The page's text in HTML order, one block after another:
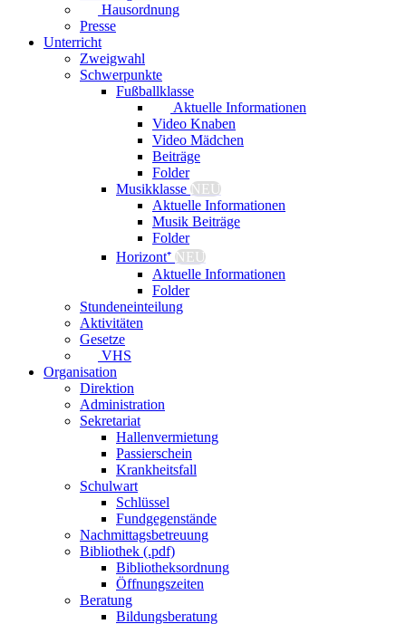
Hausordnung
Presse
Unterricht
Zweigwahl
Schwerpunkte
Fußballklasse
Aktuelle Informationen
Video Knaben
Video Mädchen
Beiträge
Folder
Musikklasse NEU
Aktuelle Informationen
Musik Beiträge
Folder
Horizont⁺ NEU
Aktuelle Informationen
Folder
Stundeneinteilung
Aktivitäten
Gesetze
VHS
Organisation
Direktion
Administration
Sekretariat
Hallenvermietung
Passierschein
Krankheitsfall
Schulwart
Schlüssel
Fundgegenstände
Nachmittagsbetreuung
Bibliothek (.pdf)
Bibliotheksordnung
Öffnungszeiten
Beratung
Bildungsberatung